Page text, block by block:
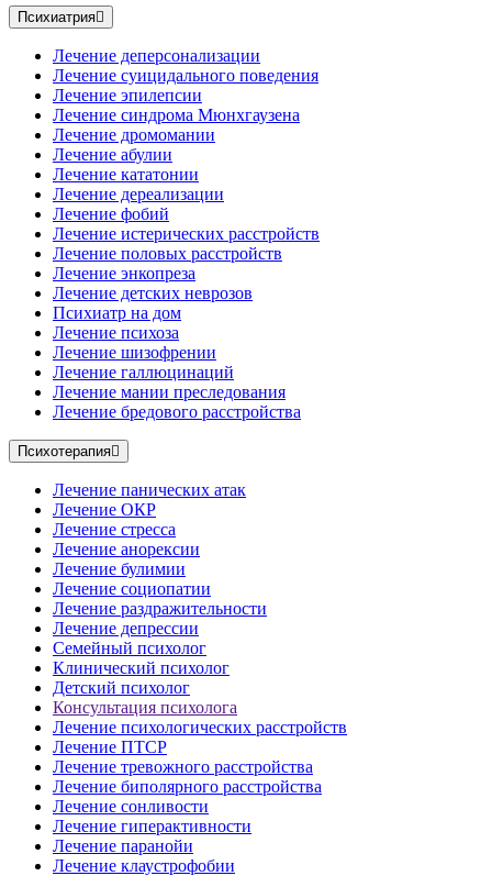
Психиатрия
Лечение деперсонализации
Лечение суицидального поведения
Лечение эпилепсии
Лечение синдрома Мюнхгаузена
Лечение дромомании
Лечение абулии
Лечение кататонии
Лечение дереализации
Лечение фобий
Лечение истерических расстройств
Лечение половых расстройств
Лечение энкопреза
Лечение детских неврозов
Психиатр на дом
Лечение психоза
Лечение шизофрении
Лечение галлюцинаций
Лечение мании преследования
Лечение бредового расстройства
Психотерапия
Лечение панических атак
Лечение ОКР
Лечение стресса
Лечение анорексии
Лечение булимии
Лечение социопатии
Лечение раздражительности
Лечение депрессии
Семейный психолог
Клинический психолог
Детский психолог
Консультация психолога
Лечение психологических расстройств
Лечение ПТСР
Лечение тревожного расстройства
Лечение биполярного расстройства
Лечение сонливости
Лечение гиперактивности
Лечение паранойи
Лечение клаустрофобии